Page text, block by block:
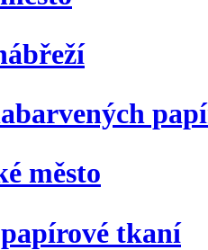
město
tkaní